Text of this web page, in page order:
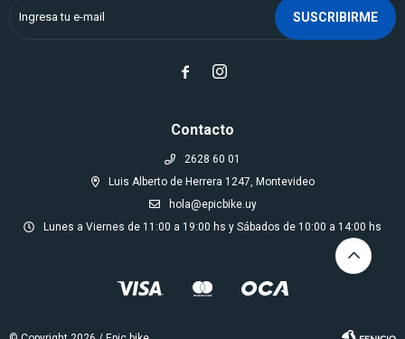
Contacto
2628 60 01
Luis Alberto de Herrera 1247, Montevideo
hola@epicbike.uy
Lunes a Viernes de 11:00 a 19:00 hs y Sábados de 10:00 a 14:00 hs
SUSCRIBIRME
 